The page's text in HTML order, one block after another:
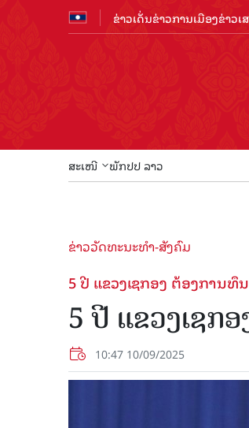
ຂ່າວເດັ່ນຂ່າວການເມືອງຂ່າວ
ສະເໜີ ພັກປປ ລາວ
ຂ່າວວັດທະນະທຳ-ສັງຄົມ
5 ປີ ແຂວງເຊກອງ ຕ້ອງການ
5 ປີ ແຂວງເຊກ
10:47 10/09/2025